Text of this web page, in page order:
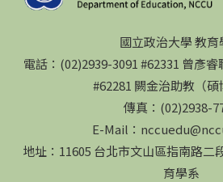
國立政治大學 教育
電話：(02)2939-3091 #62331 曾彥
#62281 闕金治助教（
傳真：(02)2938-
E-Mail：
地址：11605 台北市文山區指南路二
育學系